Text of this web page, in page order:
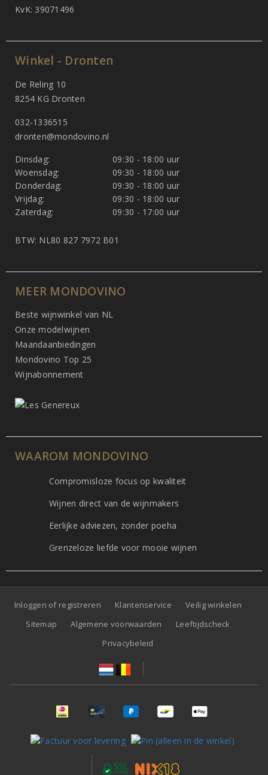
KvK: 39071496
Winkel - Dronten
De Reling 10
8254 KG Dronten
032-1336515
dronten@mondovino.nl
Dinsdag:
09:30 - 18:00 uur
Woensdag:
09:30 - 18:00 uur
Donderdag:
09:30 - 18:00 uur
Vrijdag:
09:30 - 18:00 uur
Zaterdag:
09:30 - 17:00 uur
BTW: NL80 827 7972 B01
MEER MONDOVINO
Beste wijnwinkel van NL
Onze modelwijnen
Maandaanbiedingen
Mondovino Top 25
Wijnabonnement
WAAROM MONDOVINO
Compromisloze focus op kwaliteit
Wijnen direct van de wijnmakers
Eerlijke adviezen, zonder poeha
Grenzeloze liefde voor mooie wijnen
Inloggen of registreren Klantenservice
Veilig winkelen
Sitemap
Algemene voorwaarden
Leeftijdscheck
Privacybeleid